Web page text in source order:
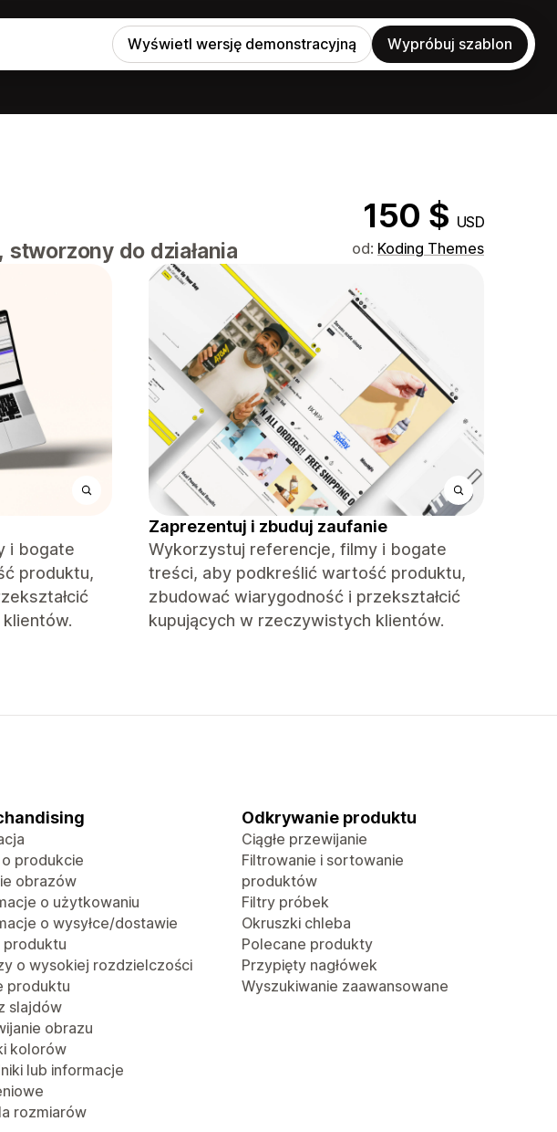
Wyświetl wersję demonstracyjną Wypróbuj szablon
150 $ USD
do działania od: Koding Themes
i bogate
produktu,
Zaprezentuj i zbuduj zaufanie
Wykorzystuj referencje, filmy i bogate
treści, aby podkreślić wartość produktu,
zbudować wiarygodność i przekształcić
kupujących w rzeczywistych klientów.
o produkcie
obrazów
o użytkowaniu
o wysyłce/dostawie
produktu
o wysokiej rozdzielczości
produktu
slajdów
obrazu
kolorów
lub informacje
rozmiarów
Odkrywanie produktu
Ciągłe przewijanie
Filtrowanie i sortowanie
produktów
Filtry próbek
Okruszki chleba
Polecane produkty
Przypięty nagłówek
Wyszukiwanie zaawansowane